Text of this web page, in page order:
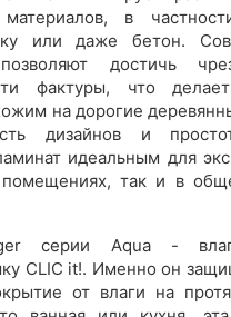
материалов, в
или даже бетон.
достичь
фактуры, что
на дорогие
дизайнов и
идеальным для
так и в
серии Aqua -
CLIC it!. Именно он
от влаги на